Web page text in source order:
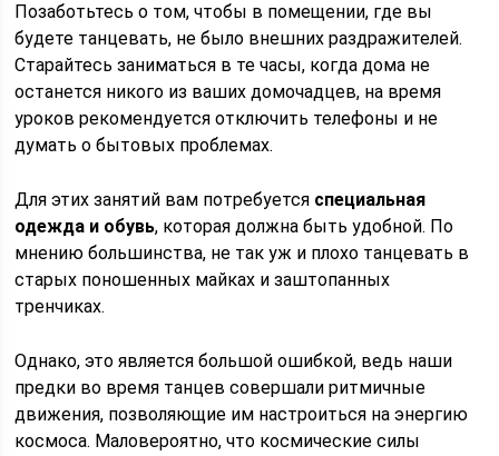
Позаботьтесь о том, чтобы в помещении, где вы
будете танцевать, не было внешних раздражителей.
Старайтесь заниматься в те часы, когда дома не
останется никого из ваших домочадцев, на время
уроков рекомендуется отключить телефоны и не
думать о бытовых проблемах.
Для этих занятий вам потребуется специальная
одежда и обувь, которая должна быть удобной. По
мнению большинства, не так уж и плохо танцевать в
старых поношенных майках и заштопанных
тренчиках.
Однако, это является большой ошибкой, ведь наши
предки во время танцев совершали ритмичные
движения, позволяющие им настроиться на энергию
космоса. Маловероятно, что космические силы